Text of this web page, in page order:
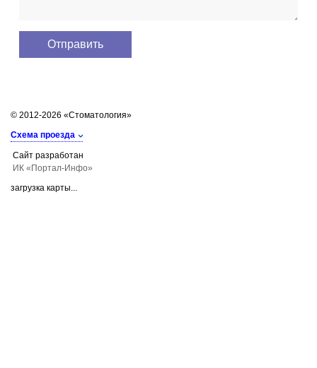
© 2012-2026 «Стоматология»
Схема проезда
Сайт разработан
ИК «Портал-Инфо»
загрузка карты...